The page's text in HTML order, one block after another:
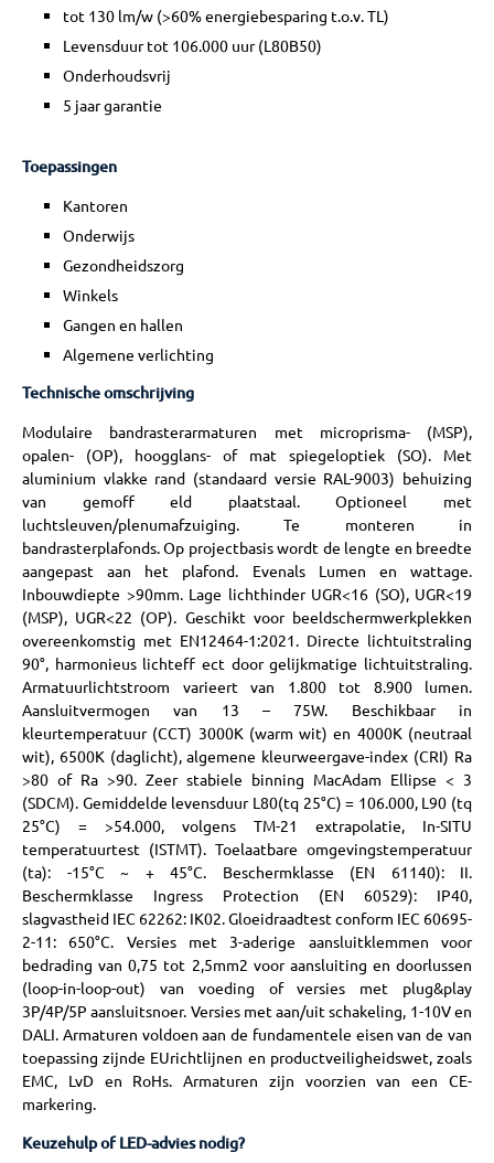
tot 130 lm/w (>60% energiebesparing t.o.v. TL)
Levensduur tot 106.000 uur (L80B50)
Onderhoudsvrij
5 jaar garantie
Toepassingen
Kantoren
Onderwijs
Gezondheidszorg
Winkels
Gangen en hallen
Algemene verlichting
Technische omschrijving
Modulaire bandrasterarmaturen met microprisma- (MSP),
opalen- (OP), hoogglans- of mat spiegeloptiek (SO). Met
aluminium vlakke rand (standaard versie RAL-9003) behuizing
van gemoff eld plaatstaal. Optioneel met
luchtsleuven/plenumafzuiging. Te monteren in
bandrasterplafonds. Op projectbasis wordt de lengte en breedte
aangepast aan het plafond. Evenals Lumen en wattage.
Inbouwdiepte >90mm. Lage lichthinder UGR<16 (SO), UGR<19
(MSP), UGR<22 (OP). Geschikt voor beeldschermwerkplekken
overeenkomstig met EN12464-1:2021. Directe lichtuitstraling
90°, harmonieus lichteff ect door gelijkmatige lichtuitstraling.
Armatuurlichtstroom varieert van 1.800 tot 8.900 lumen.
Aansluitvermogen van 13 – 75W. Beschikbaar in
kleurtemperatuur (CCT) 3000K (warm wit) en 4000K (neutraal
wit), 6500K (daglicht), algemene kleurweergave-index (CRI) Ra
>80 of Ra >90. Zeer stabiele binning MacAdam Ellipse < 3
(SDCM). Gemiddelde levensduur L80(tq 25°C) = 106.000, L90 (tq
25°C) = >54.000, volgens TM-21 extrapolatie, In-SITU
temperatuurtest (ISTMT). Toelaatbare omgevingstemperatuur
(ta): -15°C ~ + 45°C. Beschermklasse (EN 61140): II.
Beschermklasse Ingress Protection (EN 60529): IP40,
slagvastheid IEC 62262: IK02. Gloeidraadtest conform IEC 60695-
2-11: 650°C. Versies met 3-aderige aansluitklemmen voor
bedrading van 0,75 tot 2,5mm2 voor aansluiting en doorlussen
(loop-in-loop-out) van voeding of versies met plug&play
3P/4P/5P aansluitsnoer. Versies met aan/uit schakeling, 1-10V en
DALI. Armaturen voldoen aan de fundamentele eisen van de van
toepassing zijnde EUrichtlijnen en productveiligheidswet, zoals
EMC, LvD en RoHs. Armaturen zijn voorzien van een CE-
markering.
Keuzehulp of LED-advies nodig?